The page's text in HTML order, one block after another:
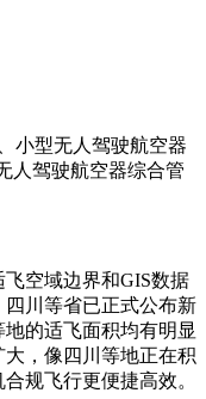
小型无人驾驶航空器
人驾驶航空器综合管
空域边界和GIS数据
川等省已正式公布新
的适飞面积均有明显
，像四川等地正在积
规飞行更便捷高效。